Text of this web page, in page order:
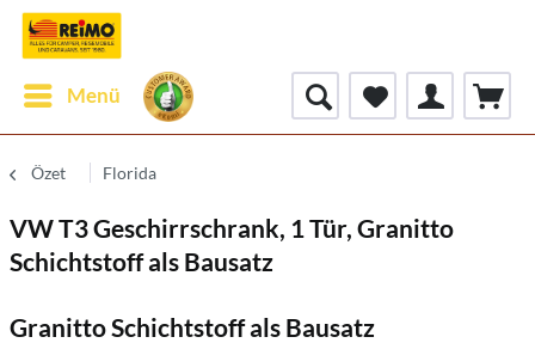
Menü
Özet Florida
VW T3 Geschirrschrank, 1 Tür, Granitto
Schichtstoff als Bausatz
Granitto Schichtstoff als Bausatz